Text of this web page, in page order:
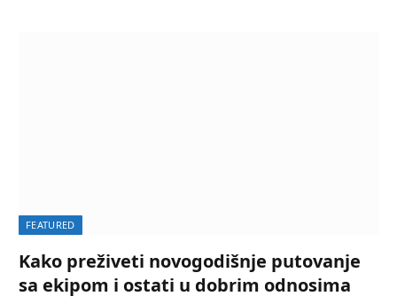
FEATURED
Kako preživeti novogodišnje putovanje
sa ekipom i ostati u dobrim odnosima